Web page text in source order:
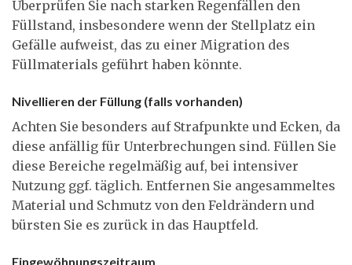
Überprüfen Sie nach starken Regenfällen den
Füllstand, insbesondere wenn der Stellplatz ein
Gefälle aufweist, das zu einer Migration des
Füllmaterials geführt haben könnte.
Nivellieren der Füllung (falls vorhanden)
Achten Sie besonders auf Strafpunkte und Ecken, da
diese anfällig für Unterbrechungen sind. Füllen Sie
diese Bereiche regelmäßig auf, bei intensiver
Nutzung ggf. täglich. Entfernen Sie angesammeltes
Material und Schmutz von den Feldrändern und
bürsten Sie es zurück in das Hauptfeld.
Eingewöhnungszeitraum